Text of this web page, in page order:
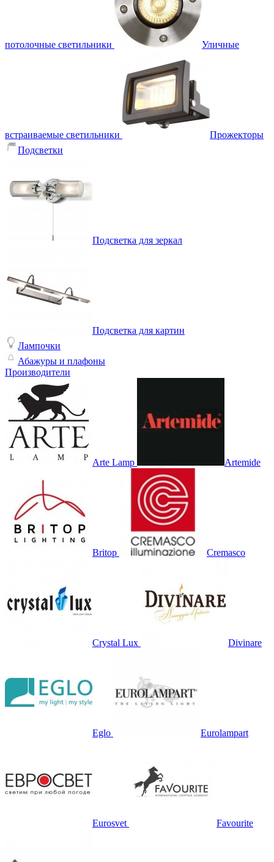
потолочные светильники Уличные
встраиваемые светильники
Прожекторы
Подсветки
Подсветка для зеркал
Подсветка для картин
Лампочки
Абажуры и плафоны
Производители
Arte Lamp Artemide
Britop Cremasco
Crystal Lux Divinare
Eglo Eurolampart
Eurosvet Favourite